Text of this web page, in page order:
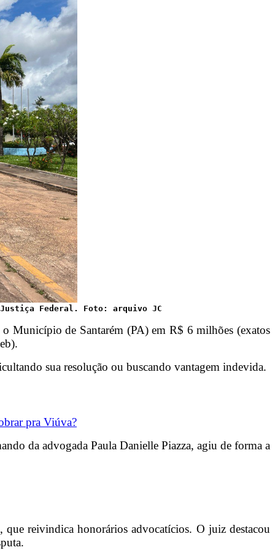
Justiça Federal. Foto: arquivo JC
Município de Santarém (PA) em R$ 6 milhões (exatos
sua resolução ou buscando vantagem indevida.
pra Viúva?
da advogada Paula Danielle Piazza, agiu de forma a
reivindica honorários advocatícios. O juiz destacou